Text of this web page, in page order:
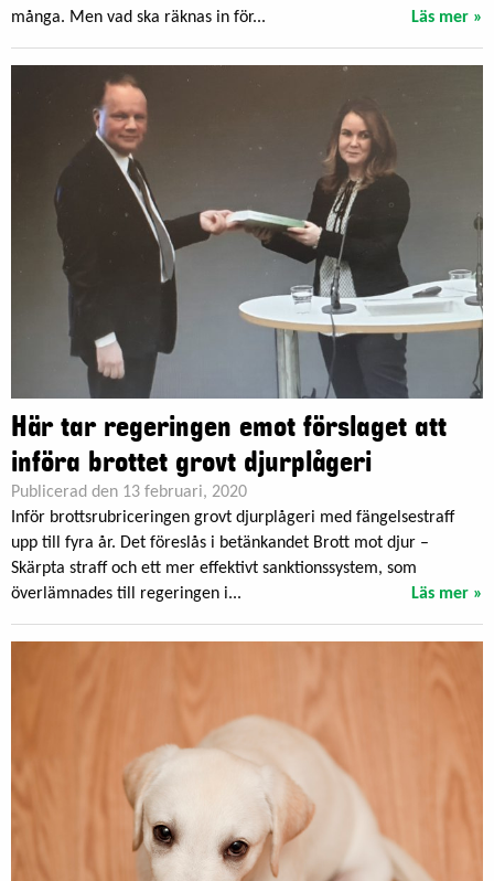
många. Men vad ska räknas in för...
Läs mer »
Här tar regeringen emot förslaget att
införa brottet grovt djurplågeri
Publicerad den 13 februari, 2020
Inför brottsrubriceringen grovt djurplågeri med fängelsestraff
upp till fyra år. Det föreslås i betänkandet Brott mot djur –
Skärpta straff och ett mer effektivt sanktionssystem, som
överlämnades till regeringen i...
Läs mer »